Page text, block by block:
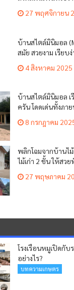
27 พฤศจิกายน
บ้านสไตล์มินิมอล
สมัย สวยงาม เรียบ
4 สิงหาคม 2025
บ้านสไตล์มินิมอล
ครัน โดดเด่นทั้งภา
8 กรกฎาคม
พลิกโฉมจากบ้านไ
ไม้เก่า 2 ชั้น ให้สว
27 พฤษภาคม
โรงเรือนหมูเปิดกั
อย่างไร?
บทความเกษตร